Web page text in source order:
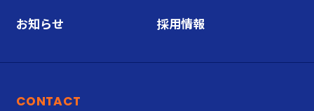
お知らせ 採用情報
CONTACT